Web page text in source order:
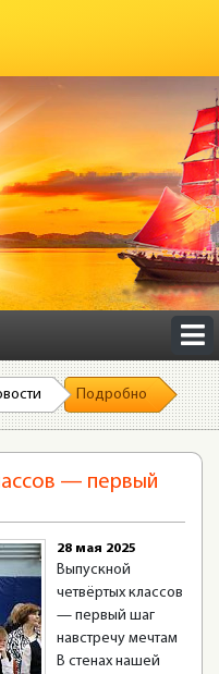
Подробно
— первый
28 мая 2025
Выпускной
четвёртых классов
— первый шаг
навстречу мечтам
В стенах нашей